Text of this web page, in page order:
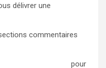
délivrer une
commentaires
pour